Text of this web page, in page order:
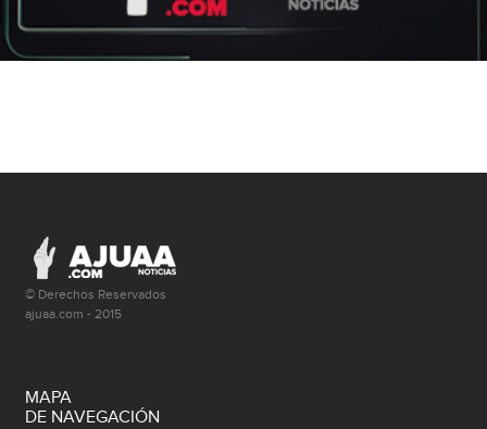
© Derechos Reservados
ajuaa.com - 2015
MAPA
DE NAVEGACIÓN